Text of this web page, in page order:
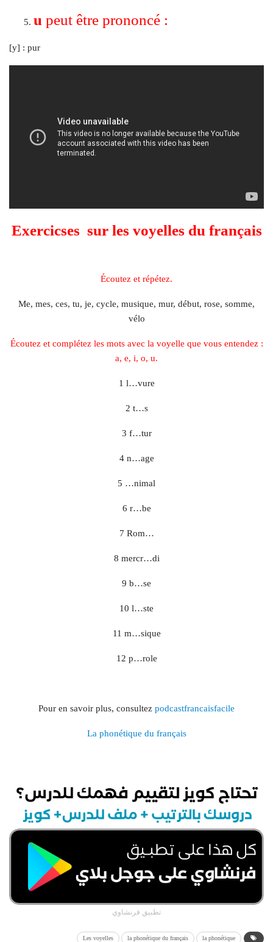
u peut être prononcé :
[y] : pur
Exercicses sur les voyelles du français
Écoutez et répétez.
Me, mes, ces, tu, je, cycle, musique, mur, début, rose, somme,
vélo
Écoutez et complétez les mots avec la voyelle que vous entendez :
a, e, i, o, u.
1 l…vure
2 t…s
3 f…tur
4 n…age
5 …nimal
6 r…be
7 Rom…
8 mercr…di
9 b…se
10 l…ste
11 m…sique
12 p…role
Pour en savoir plus, consultez podcastfrancaisfacile
La phonétique du français
تطبيق فرنشاوي
la phonétique
la phonétique du français
Les voyelles